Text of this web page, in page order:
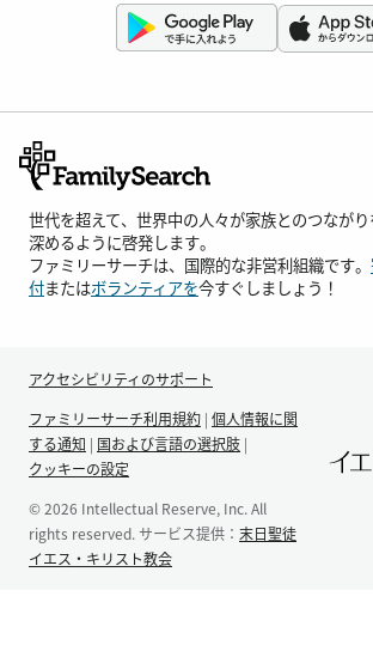
世代を超えて、世界中の人々が家族とのつながり
深めるように啓発します。
ファミリーサーチは、国際的な非営利組織です。
付またはボランティアを今すぐしましょう！
アクセシビリティのサポート
ファミリーサーチ利用規約 | 個人情報に関
する通知 | 国および言語の選択肢 |
クッキーの設定
© 2026 Intellectual Reserve, Inc. All
rights reserved. サービス提供： 末日聖徒
イエス・キリスト教会